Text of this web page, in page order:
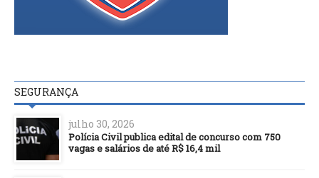
SEGURANÇA
julho 30, 2026
Polícia Civil publica edital de concurso com 750
vagas e salários de até R$ 16,4 mil